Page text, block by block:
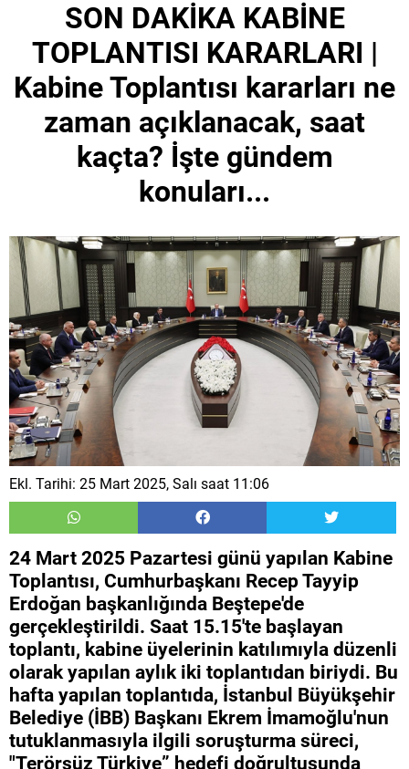
SON DAKİKA KABİNE
TOPLANTISI KARARLARI |
Kabine Toplantısı kararları ne
zaman açıklanacak, saat
kaçta? İşte gündem
konuları...
Ekl. Tarihi: 25 Mart 2025, Salı saat 11:06
24 Mart 2025 Pazartesi günü yapılan Kabine
Toplantısı, Cumhurbaşkanı Recep Tayyip
Erdoğan başkanlığında Beştepe'de
gerçekleştirildi. Saat 15.15'te başlayan
toplantı, kabine üyelerinin katılımıyla düzenli
olarak yapılan aylık iki toplantıdan biriydi. Bu
hafta yapılan toplantıda, İstanbul Büyükşehir
Belediye (İBB) Başkanı Ekrem İmamoğlu'nun
tutuklanmasıyla ilgili soruşturma süreci,
"Terörsüz Türkiye” hedefi doğrultusunda